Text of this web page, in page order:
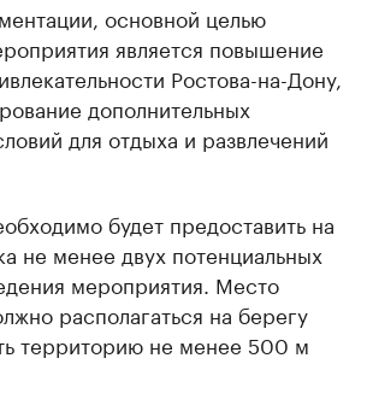
основной целью
является повышение
Ростова-на-Дону,
дополнительных
для отдыха и развлечений
будет предоставить на
не менее двух потенциальных
мероприятия. Место
располагаться на берегу
территорию не менее 500 м